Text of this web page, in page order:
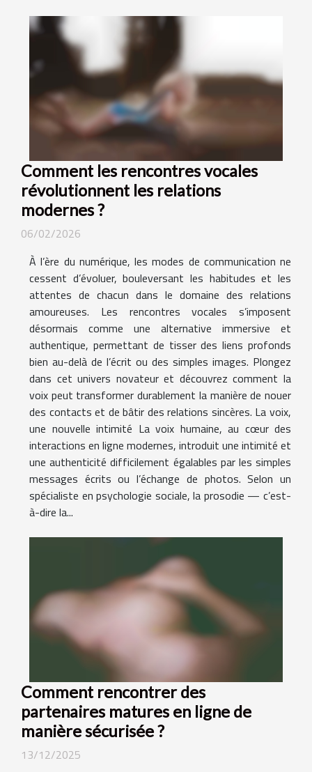
Comment les rencontres vocales
révolutionnent les relations
modernes ?
06/02/2026
À l’ère du numérique, les modes de communication ne
cessent d’évoluer, bouleversant les habitudes et les
attentes de chacun dans le domaine des relations
amoureuses. Les rencontres vocales s’imposent
désormais comme une alternative immersive et
authentique, permettant de tisser des liens profonds
bien au-delà de l’écrit ou des simples images. Plongez
dans cet univers novateur et découvrez comment la
voix peut transformer durablement la manière de nouer
des contacts et de bâtir des relations sincères. La voix,
une nouvelle intimité La voix humaine, au cœur des
interactions en ligne modernes, introduit une intimité et
une authenticité difficilement égalables par les simples
messages écrits ou l’échange de photos. Selon un
spécialiste en psychologie sociale, la prosodie — c’est-
à-dire la...
Comment rencontrer des
partenaires matures en ligne de
manière sécurisée ?
13/12/2025